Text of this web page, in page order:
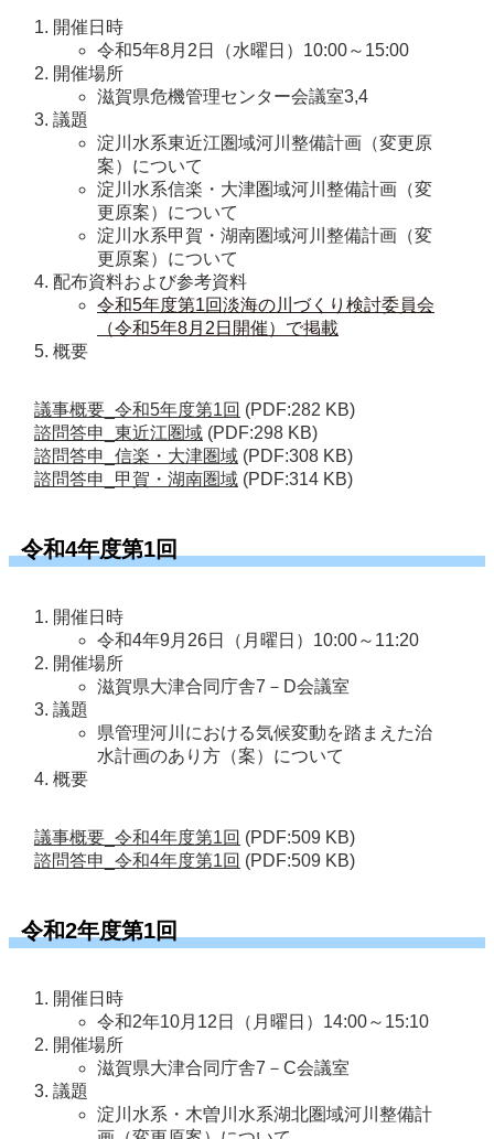
開催日時
令和5年8月2日（水曜日）10:00～15:00
開催場所
滋賀県危機管理センター会議室3,4
議題
淀川水系東近江圏域河川整備計画（変更原
案）について
淀川水系信楽・大津圏域河川整備計画（変
更原案）について
淀川水系甲賀・湖南圏域河川整備計画（変
更原案）について
配布資料および参考資料
令和5年度第1回淡海の川づくり検討委員会
（令和5年8月2日開催）で掲載
概要
議事概要_令和5年度第1回 (PDF:282 KB)
諮問答申_東近江圏域 (PDF:298 KB)
諮問答申_信楽・大津圏域 (PDF:308 KB)
諮問答申_甲賀・湖南圏域 (PDF:314 KB)
令和4年度第1回
開催日時
令和4年9月26日（月曜日）10:00～11:20
開催場所
滋賀県大津合同庁舎7－D会議室
議題
県管理河川における気候変動を踏まえた治
水計画のあり方（案）について
概要
議事概要_令和4年度第1回 (PDF:509 KB)
諮問答申_令和4年度第1回 (PDF:509 KB)
令和2年度第1回
開催日時
令和2年10月12日（月曜日）14:00～15:10
開催場所
滋賀県大津合同庁舎7－C会議室
議題
淀川水系・木曽川水系湖北圏域河川整備計